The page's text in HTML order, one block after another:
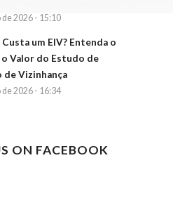
de 2026 - 15:10
um EIV? Entenda o
o Valor do Estudo de
de Vizinhança
de 2026 - 16:34
ON FACEBOOK